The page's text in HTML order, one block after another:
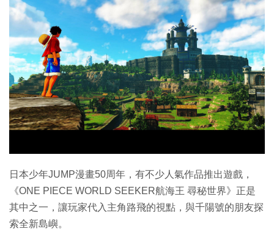
EduTech
IT Times
生成式AI與雲端應用
Enterprise Digital Transformation
特集
日本少年JUMP漫畫50周年，有不少人氣作品推出遊戲，
《ONE PIECE WORLD SEEKER航海王 尋秘世界》正是
其中之一，讓玩家代入主角路飛的視點，與千陽號的朋友探
索全新島嶼。